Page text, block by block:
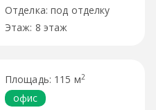
под отделку
8 этаж
115 м2
офис